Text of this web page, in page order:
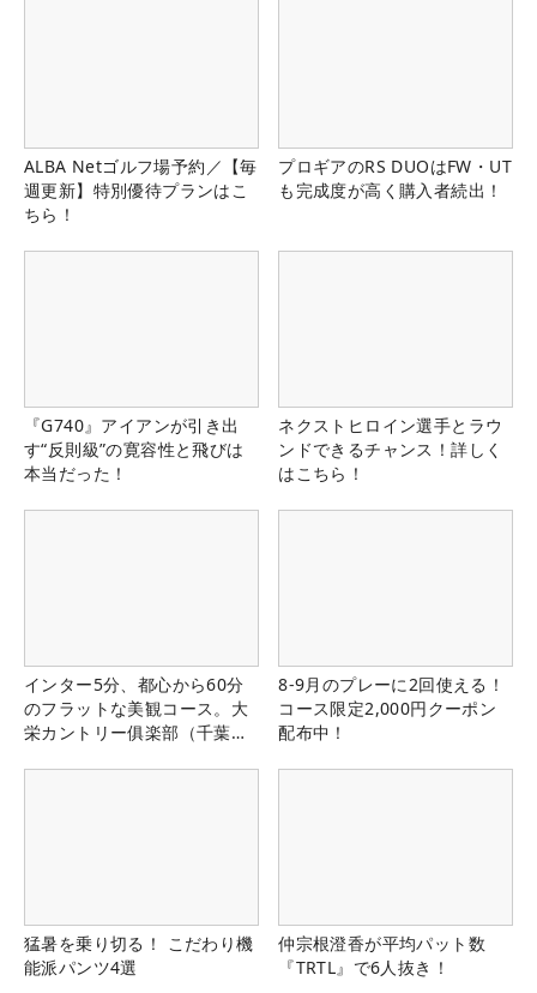
ALBA Netゴルフ場予約／【毎
週更新】特別優待プランはこ
ちら！
プロギアのRS DUOはFW・UT
も完成度が高く購入者続出！
『G740』アイアンが引き出
す“反則級”の寛容性と飛びは
本当だった！
ネクストヒロイン選手とラウ
ンドできるチャンス！詳しく
はこちら！
インター5分、都心から60分
のフラットな美観コース。大
栄カントリー俱楽部（千葉
8-9月のプレーに2回使える！
コース限定2,000円クーポン
配布中！
猛暑を乗り切る！ こだわり機
能派パンツ4選
仲宗根澄香が平均パット数
『TRTL』で6人抜き！